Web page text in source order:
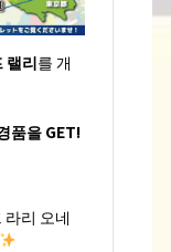
랠리를 개
품을 GET!
리 오네